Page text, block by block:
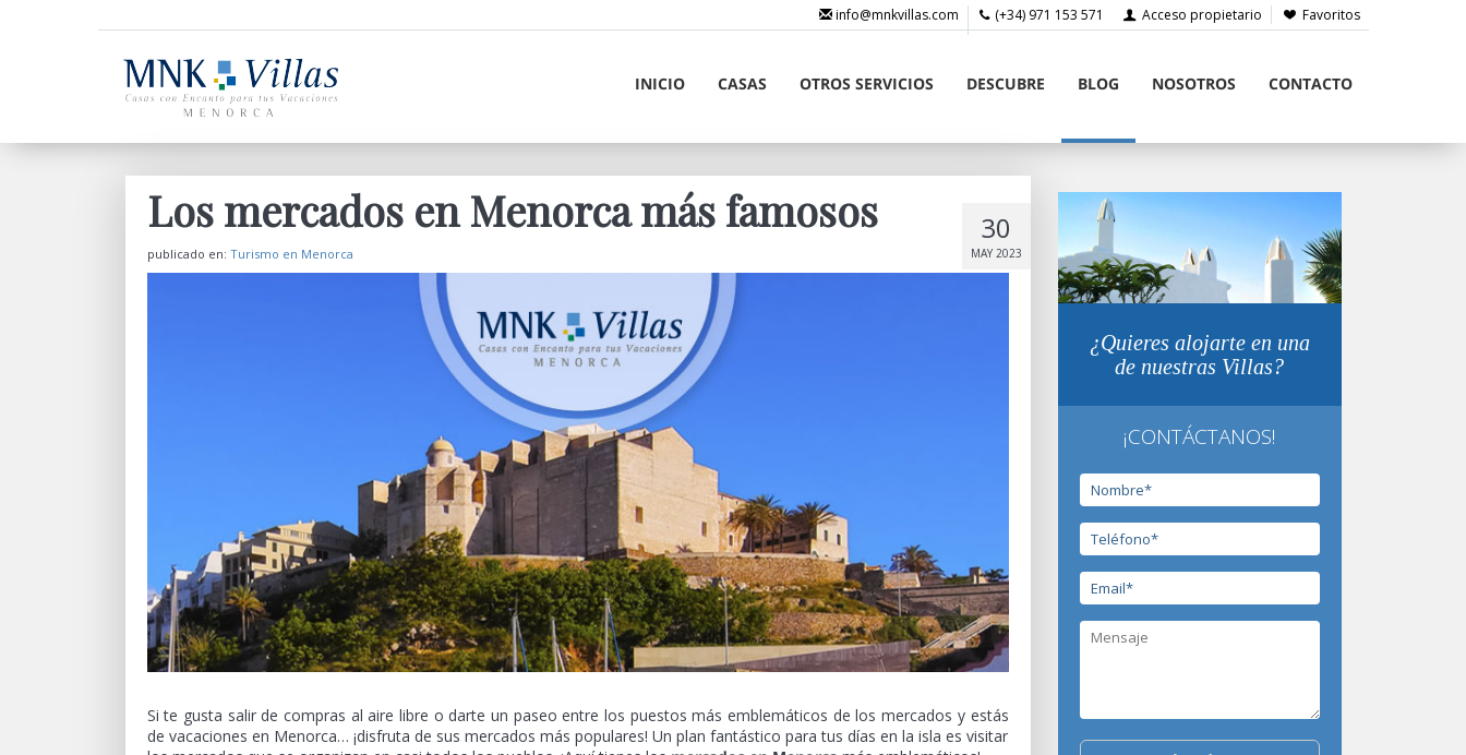
Favoritos
Acceso propietario
(+34) 971 153 571
info@mnkvillas.com
INICIO CASAS OTROS SERVICIOS DESCUBRE BLOG NOSOTROS CONTACTO
30
MAY 2023
Los mercados en Menorca más famosos
publicado en: Turismo en Menorca
Si te gusta salir de compras al aire libre o darte un paseo entre los puestos más emblemáticos de los mercados y estás
de vacaciones en Menorca… ¡disfruta de sus mercados más populares! Un plan fantástico para tus días en la isla es visitar
¿Quieres alojarte en una
de nuestras Villas?
¡CONTÁCTANOS!